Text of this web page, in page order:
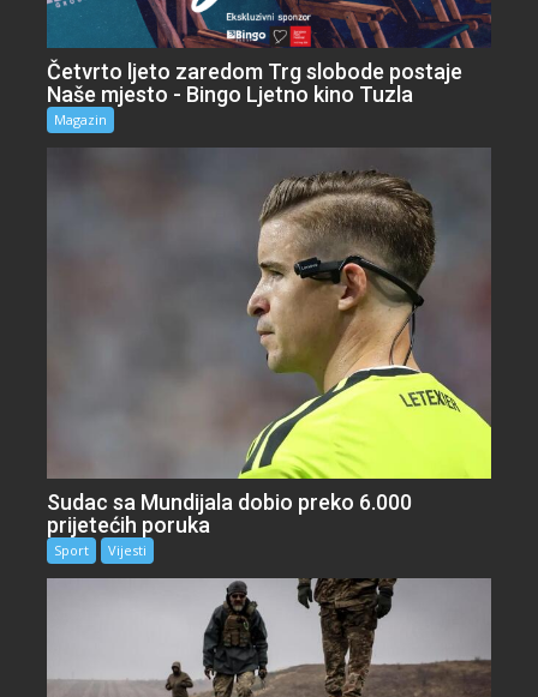
Četvrto ljeto zaredom Trg slobode postaje
Naše mjesto - Bingo Ljetno kino Tuzla
Magazin
Sudac sa Mundijala dobio preko 6.000
prijetećih poruka
Sport Vijesti